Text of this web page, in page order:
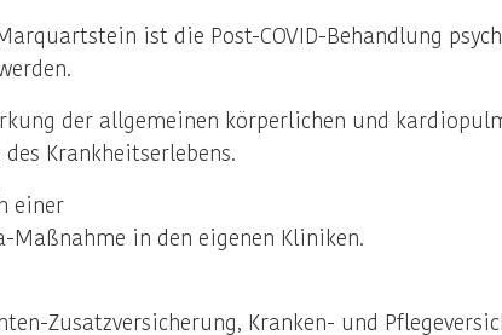
ist die Post-COVID-Behandlung
der allgemeinen körperlichen und
Krankheitserlebens.
einer
Maßnahme in den eigenen Kliniken.
Zusatzversicherung, Kranken- und